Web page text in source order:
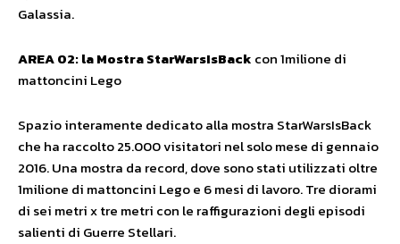
Galassia.
AREA 02:la Mostra StarWarsIsBack con 1milione di
mattoncini Lego
Spazio interamente dedicato alla mostra StarWarsIsBack
che ha raccolto 25.000 visitatori nel solo mese di gennaio
2016. Una mostra da record, dove sono stati utilizzati oltre
1milione di mattoncini Lego e 6 mesi di lavoro. Tre diorami
di sei metri x tre metri con le raffigurazioni degli episodi
salienti di Guerre Stellari.